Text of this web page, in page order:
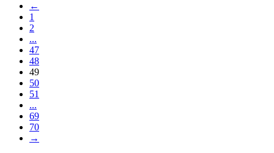
←
1
2
...
47
48
49
50
51
...
69
70
→